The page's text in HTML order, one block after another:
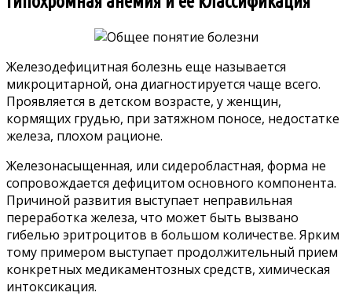
Железодефицитная болезнь еще называется
микроцитарной, она диагностируется чаще всего.
Проявляется в детском возрасте, у женщин,
кормящих грудью, при затяжном поносе, недостатке
железа, плохом рационе.
Железонасыщенная, или сидеробластная, форма не
сопровождается дефицитом основного компонента.
Причиной развития выступает неправильная
переработка железа, что может быть вызвано
гибелью эритроцитов в большом количестве. Ярким
тому примером выступает продолжительный прием
конкретных медикаментозных средств, химическая
интоксикация.